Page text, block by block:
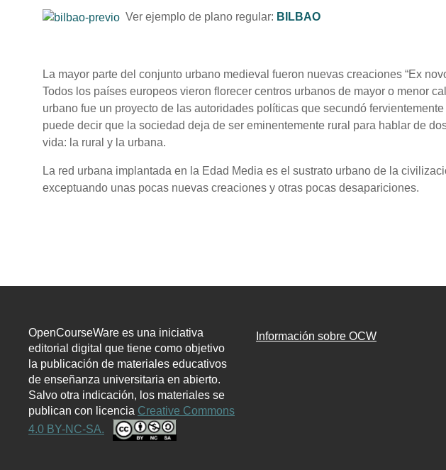
Ver ejemplo de plano regular: BILBAO
La mayor parte del conjunto urbano medieval fueron nuevas creaciones “Ex
Todos los países europeos vieron florecer centros urbanos de mayor o menor
urbano fue un proyecto de las autoridades políticas que secundó
puede decir que la sociedad deja de ser eminentemente rural para hablar de
vida: la rural y la urbana.
La red urbana implantada en la Edad Media es el sustrato urbano de la
exceptuando unas pocas nuevas creaciones y otras pocas desapariciones.
OpenCourseWare es una iniciativa
editorial digital que tiene como objetivo
la publicación de materiales educativos
de enseñanza universitaria en abierto.
Salvo otra indicación, los materiales se
publican con licencia Creative Commons
4.0 BY-NC-SA.
Información sobre OCW